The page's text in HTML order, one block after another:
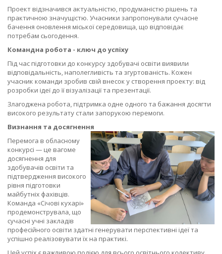
Проект відзначився актуальністю, продуманістю рішень та
практичною значущістю. Учасники запропонували сучасне
бачення оновлення міської середовища, що відповідає
потребам сьогодення.
Командна робота - ключ до успіху
Під час підготовки до конкурсу здобувачі освіти виявили
відповідальність, наполегливість та згуртованість. Кожен
учасник команди зробив свій внесок у створення проекту: від
розробки ідеї до її візуалізації та презентації.
Злагоджена робота, підтримка одне одного та бажання досягти
високого результату стали запорукою перемоги.
Визнання та досягнення
Перемога в обласному
конкурсі — це вагоме
досягнення для
здобувачів освіти та
підтвердження високого
рівня підготовки
майбутніх фахівців.
Команда «Січові кухарі»
продемонструвала, що
сучасні учні закладів
професійного освіти здатні генерувати перспективні ідеї та
успішно реалізовувати їх на практикі.